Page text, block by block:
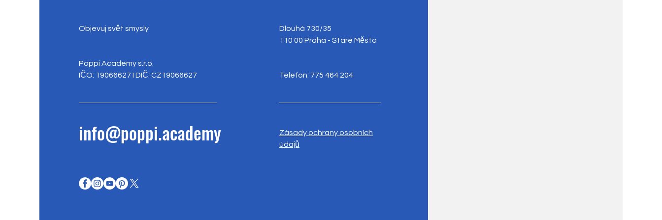
Objevuj svět smysly
Poppi Academy s.r.o.
IČO: 19066627 I DIČ: CZ19066627
info@poppi.academy
Dlouhá 730/35
110 00 Praha - Staré Město
Telefon: 775 464 204
Zásady ochrany osobních
údajů